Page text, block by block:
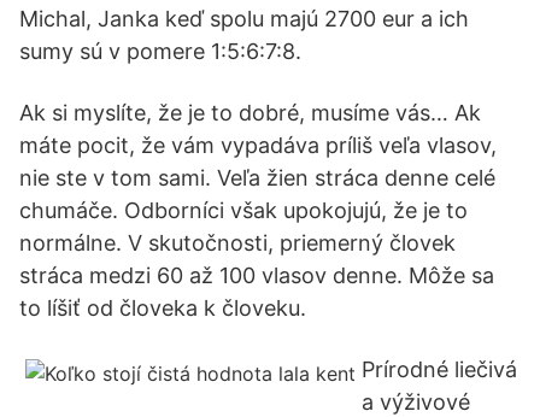
Michal, Janka keď spolu majú 2700 eur a ich
sumy sú v pomere 1:5:6:7:8.
Ak si myslíte, že je to dobré, musíme vás… Ak
máte pocit, že vám vypadáva príliš veľa vlasov,
nie ste v tom sami. Veľa žien stráca denne celé
chumáče. Odborníci však upokojujú, že je to
normálne. V skutočnosti, priemerný človek
stráca medzi 60 až 100 vlasov denne. Môže sa
to líšiť od človeka k človeku.
Prírodné liečivá
a výživové